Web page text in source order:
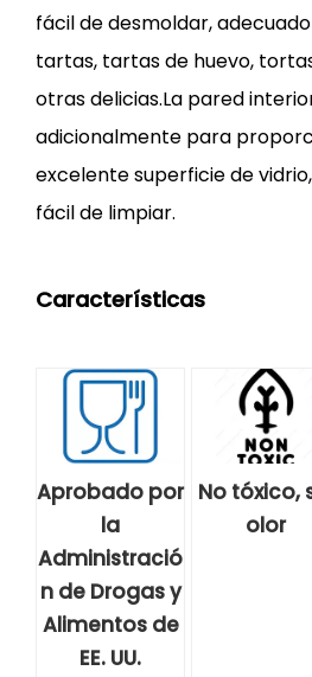
fácil de desmoldar,
tartas, tartas de huevo,
otras delicias.La pared
adicionalmente para
excelente superficie de
fácil de limpiar.
Características
Aprobado por
la
Administració
n de Drogas y
Alimentos de
EE. UU.
No tóxico,
olor